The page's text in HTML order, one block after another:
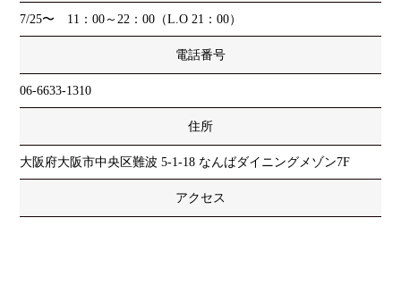
7/25〜 11：00～22：00（L.O 21：00）
電話番号
06-6633-1310
住所
大阪府大阪市中央区難波 5-1-18 なんばダイニングメゾン7F
アクセス